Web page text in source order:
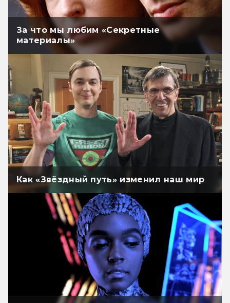
За что мы любим «Секретные
материалы»
Как «Звёздный путь» изменил наш мир